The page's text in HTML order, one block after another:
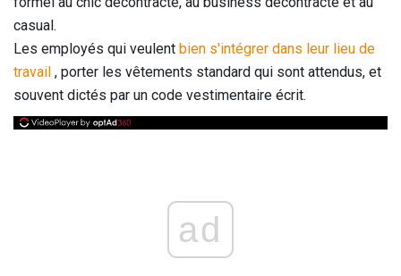
casual.
Les employés qui veulent bien s'intégrer dans leur lieu de
travail , porter les vêtements standard qui sont attendus, et
souvent dictés par un code vestimentaire écrit.
ad